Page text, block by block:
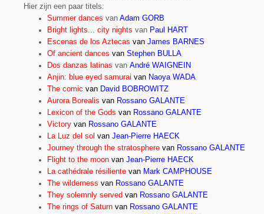
Hier zijn een paar titels:
Summer dances van Adam GORB
Bright lights... city nights van Paul HART
Escenas de los Aztecas van James BARNES
Of ancient dances van Stephen BULLA
Dos danzas latinas van André WAIGNEIN
Anjin: blue eyed samurai van Naoya WADA
The comic van David BOBROWITZ
Aurora Borealis van Rossano GALANTE
Lexicon of the Gods van Rossano GALANTE
Victory van Rossano GALANTE
La Luz del sol van Jean-Pierre HAECK
Journey through the stratosphere van Rossano GALANTE
Flight to the moon van Jean-Pierre HAECK
La cathédrale résiliente van Mark CAMPHOUSE
The wilderness van Rossano GALANTE
They solemnly served van Rossano GALANTE
The rings of Saturn van Rossano GALANTE